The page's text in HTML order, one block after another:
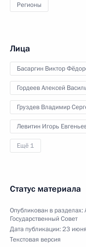
Регионы
Лица
Басаргин Виктор
Гордеев Алексей
Груздев Владимир
Левитин Игорь
Ещё 1
Статус материала
Опубликован в разделах:
Государственный Совет
Дата публикации:23
Текстовая версия